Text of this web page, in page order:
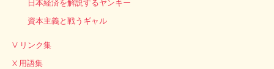
日本経済を解説するヤンキー
資本主義と戦うギャル
V リンク集
X 用語集